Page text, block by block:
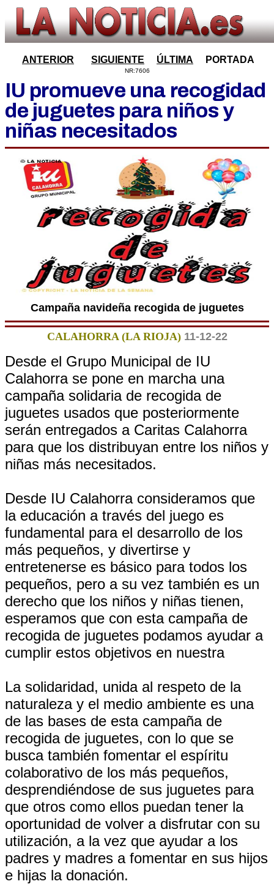
ANTERIOR SIGUIENTE ÚLTIMA PORTADA
NR:7606
IU promueve una recogidad
de juguetes para niños y
niñas necesitados
Campaña navideña recogida de juguetes
CALAHORRA (LA RIOJA) 11-12-22
Desde el Grupo Municipal de IU
Calahorra se pone en marcha una
campaña solidaria de recogida de
juguetes usados que posteriormente
serán entregados a Caritas Calahorra
para que los distribuyan entre los niños y
niñas más necesitados.
Desde IU Calahorra consideramos que
la educación a través del juego es
fundamental para el desarrollo de los
más pequeños, y divertirse y
entretenerse es básico para todos los
pequeños, pero a su vez también es un
derecho que los niños y niñas tienen,
esperamos que con esta campaña de
recogida de juguetes podamos ayudar a
cumplir estos objetivos en nuestra
La solidaridad, unida al respeto de la
naturaleza y el medio ambiente es una
de las bases de esta campaña de
recogida de juguetes, con lo que se
busca también fomentar el espíritu
colaborativo de los más pequeños,
desprendiéndose de sus juguetes para
que otros como ellos puedan tener la
oportunidad de volver a disfrutar con su
utilización, a la vez que ayudar a los
padres y madres a fomentar en sus hijos
e hijas la donación.